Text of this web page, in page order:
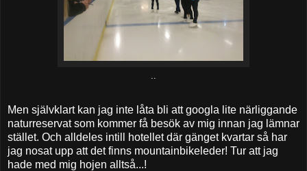
..
Men självklart kan jag inte låta bli att googla lite närliggande
naturreservat som kommer få besök av mig innan jag lämnar
stället. Och alldeles intill hotellet där gänget kvartar så har
jag nosat upp att det finns mountainbikeleder! Tur att jag
hade med mig hojen alltså...!